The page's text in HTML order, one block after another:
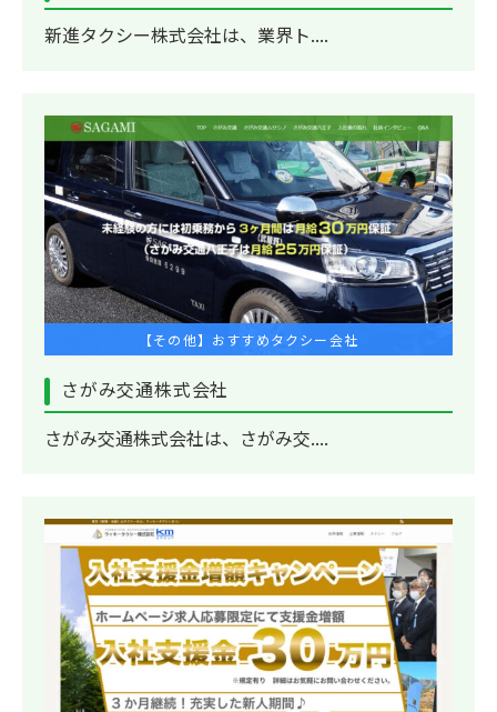
新進タクシー株式会社は、業界ト....
【その他】おすすめタクシー会社
さがみ交通株式会社
さがみ交通株式会社は、さがみ交....